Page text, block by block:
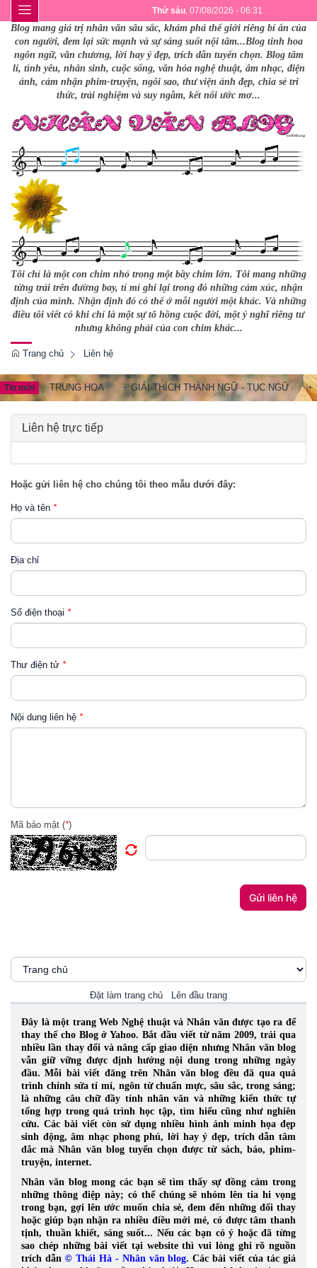
Thứ sáu, 07/08/2026 - 06:31
Blog mang giá trị nhân văn sâu sắc, khám phá thế giới riêng bí ẩn của
con người, đem lại sức mạnh và sự sáng suốt nội tâm...Blog tinh hoa
ngôn ngữ, văn chương, lời hay ý đẹp, trích dẫn tuyển chọn. Blog tâm
lí, tình yêu, nhân sinh, cuộc sống, văn hóa nghệ thuật, âm nhạc, điện
ảnh, cảm nhận phim-truyện, ngôi sao, thư viện ảnh đẹp, chia sẻ tri
thức, trải nghiệm và suy ngẫm, kết nối ước mơ...
Tôi chỉ là một con chim nhỏ trong một bầy chim lớn. Tôi mang những
từng trải trên đường bay, tỉ mỉ ghi lại trong đó những cảm xúc, nhận
định của mình. Nhận định đó có thể ở mỗi người một khác. Và những
điều tôi viết có khi chỉ là một sự tô hồng cuộc đời, một ý nghĩ riêng tư
nhưng không phải của con chim khác...
Trang chủ Liên hệ
Tin mớiNGỮ TRUNG HOA GIẢI THÍCH THÀNH NGỮ - TỤC NGỮ
Liên hệ trực tiếp
Hoặc gửi liên hệ cho chúng tôi theo mẫu dưới đây:
Họ và tên *
Địa chỉ
Số điện thoại *
Thư điện tử *
Nội dung liên hệ *
Mã bảo mật (*)
Gửi liên hệ
Đặt làm trang chủ Lên đầu trang
Đây là một trang Web Nghệ thuật và Nhân văn được tạo ra để
thay thế cho Blog ở Yahoo. Bắt đầu viết từ năm 2009, trải qua
nhiều lần thay đổi và nâng cấp giao diện nhưng Nhân văn blog
vẫn giữ vững được định hướng nội dung trong những ngày
đầu. Mỗi bài viết đăng trên Nhân văn blog đều đã qua quá
trình chỉnh sửa tỉ mỉ, ngôn từ chuẩn mực, sâu sắc, trong sáng;
là những câu chữ đầy tính nhân văn và những kiến thức tự
tổng hợp trong quá trình học tập, tìm hiểu cũng như nghiên
cứu. Các bài viết còn sử dụng nhiều hình ảnh minh họa đẹp
sinh động, âm nhạc phong phú, lời hay ý đẹp, trích dẫn tâm
đắc mà Nhân văn blog tuyển chọn được từ sách, báo, phim-
truyện, internet.
Nhân văn blog mong các bạn sẽ tìm thấy sự đồng cảm trong
những thông điệp này; có thể chúng sẽ nhóm lên tia hi vọng
trong bạn, gợi lên ước muốn chia sẻ, đem đến những đổi thay
hoặc giúp bạn nhận ra nhiều điều mới mẻ, có được tâm thanh
tịnh, thuần khiết, sáng suốt... Nếu các bạn có ý hoặc đã từng
sao chép những bài viết tại website thì vui lòng ghi rõ nguồn
trích dẫn © Thái Hà - Nhân văn blog. Các bài viết của tác giả